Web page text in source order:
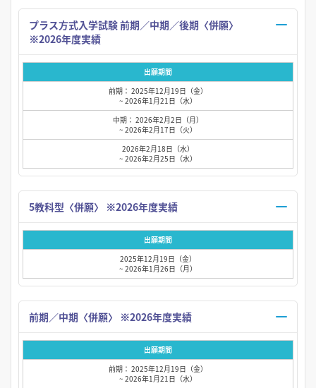
プラス方式入学試験 前期／中期／後期〈併願〉
出願期間
前期： 2025年12月19日（金）
~ 2026年1月21日（水）
中期： 2026年2月2日（月）
~ 2026年2月17日（火）
2026年2月18日（水）
~ 2026年2月25日（水）
出願期間
2025年12月19日（金）
~ 2026年1月26日（月）
出願期間
前期： 2025年12月19日（金）
~ 2026年1月21日（水）